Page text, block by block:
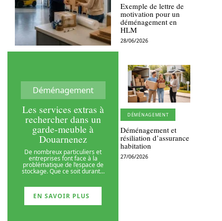
Déménagement
Les services extras à
rechercher dans un
garde-meuble à
Douarnenez
De nombreux particuliers et
entreprises font face à la
problématique de l’espace de
stockage. Que ce soit durant…
EN SAVOIR PLUS
Exemple de lettre de
motivation pour un
déménagement en
HLM
28/06/2026
DÉMÉNAGEMENT
Déménagement et
résiliation d’assurance
habitation
27/06/2026